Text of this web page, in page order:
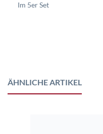
Im 5er Set
ÄHNLICHE ARTIKEL